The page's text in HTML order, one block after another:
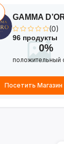
GAMMA
(0)
96 продукты
0%
положительный
Посетить Магазин